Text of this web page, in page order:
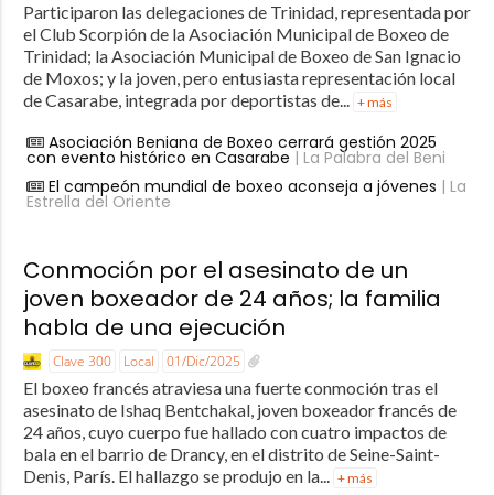
Participaron las delegaciones de Trinidad, representada por
el Club Scorpión de la Asociación Municipal de Boxeo de
Trinidad; la Asociación Municipal de Boxeo de San Ignacio
de Moxos; y la joven, pero entusiasta representación local
de Casarabe, integrada por deportistas de... + más
Asociación Beniana de Boxeo cerrará gestión 2025
con evento histórico en Casarabe | La Palabra del Beni
El campeón mundial de boxeo aconseja a jóvenes | La
Estrella del Oriente
Conmoción por el asesinato de un
joven boxeador de 24 años; la familia
habla de una ejecución
Clave 300 Local 01/Dic/2025
El boxeo francés atraviesa una fuerte conmoción tras el
asesinato de Ishaq Bentchakal, joven boxeador francés de
24 años, cuyo cuerpo fue hallado con cuatro impactos de
bala en el barrio de Drancy, en el distrito de Seine-Saint-
Denis, París. El hallazgo se produjo en la... + más